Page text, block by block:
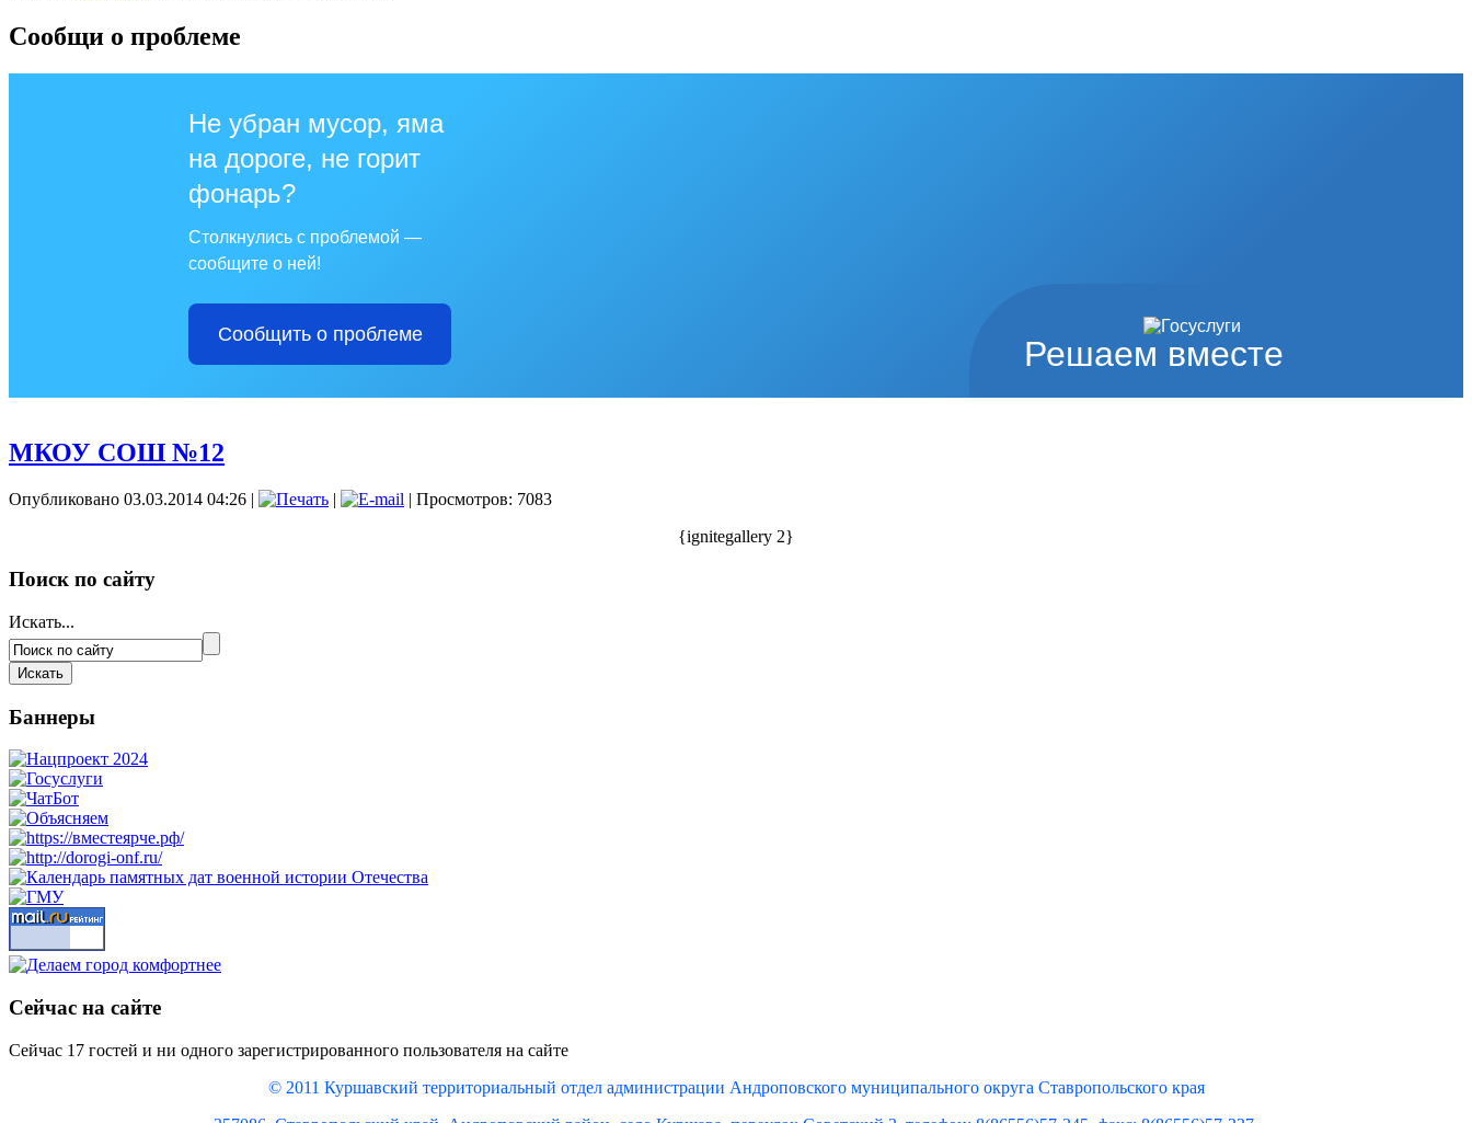
Сообщи о проблеме
Решаем вместе
Не убран мусор, яма
на дороге, не горит
фонарь?
Столкнулись с проблемой —
сообщите о ней!
Сообщить о проблеме
МКОУ СОШ №12
Опубликовано 03.03.2014 04:26 | |
| Просмотров: 7083
{ignitegallery 2}
Поиск по сайту
Искать...
Баннеры
Сейчас на сайте
Сейчас 17 гостей и ни одного зарегистрированного пользователя на сайте
© 2011 Куршавский территориальный отдел администрации Андроповского муниципального округа Ставропольского края